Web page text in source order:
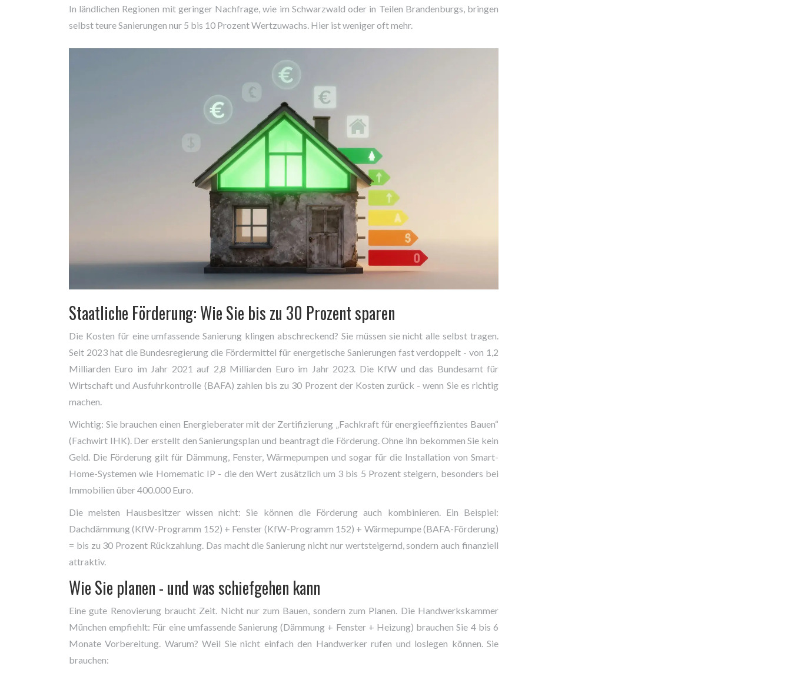
In ländlichen Regionen mit geringer Nachfrage, wie im Schwarzwald oder in Teilen Brandenburgs, bringen
selbst teure Sanierungen nur 5 bis 10 Prozent Wertzuwachs. Hier ist weniger oft mehr.
Staatliche Förderung: Wie Sie bis zu 30 Prozent sparen
Die Kosten für eine umfassende Sanierung klingen abschreckend? Sie müssen sie nicht alle selbst tragen.
Seit 2023 hat die Bundesregierung die Fördermittel für energetische Sanierungen fast verdoppelt - von 1,2
Milliarden Euro im Jahr 2021 auf 2,8 Milliarden Euro im Jahr 2023. Die KfW und das Bundesamt für
Wirtschaft und Ausfuhrkontrolle (BAFA) zahlen bis zu 30 Prozent der Kosten zurück - wenn Sie es richtig
machen.
Wichtig: Sie brauchen einen Energieberater mit der Zertifizierung „Fachkraft für energieeffizientes Bauen“
(Fachwirt IHK). Der erstellt den Sanierungsplan und beantragt die Förderung. Ohne ihn bekommen Sie kein
Geld. Die Förderung gilt für Dämmung, Fenster, Wärmepumpen und sogar für die Installation von Smart-
Home-Systemen wie Homematic IP - die den Wert zusätzlich um 3 bis 5 Prozent steigern, besonders bei
Immobilien über 400.000 Euro.
Die meisten Hausbesitzer wissen nicht: Sie können die Förderung auch kombinieren. Ein Beispiel:
Dachdämmung (KfW-Programm 152) + Fenster (KfW-Programm 152) + Wärmepumpe (BAFA-Förderung)
= bis zu 30 Prozent Rückzahlung. Das macht die Sanierung nicht nur wertsteigernd, sondern auch finanziell
attraktiv.
Wie Sie planen - und was schiefgehen kann
Eine gute Renovierung braucht Zeit. Nicht nur zum Bauen, sondern zum Planen. Die Handwerkskammer
München empfiehlt: Für eine umfassende Sanierung (Dämmung + Fenster + Heizung) brauchen Sie 4 bis 6
Monate Vorbereitung. Warum? Weil Sie nicht einfach den Handwerker rufen und loslegen können. Sie
brauchen: